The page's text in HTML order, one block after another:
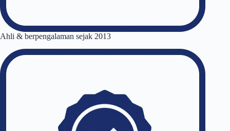
Ahli & berpengalaman sejak 2013